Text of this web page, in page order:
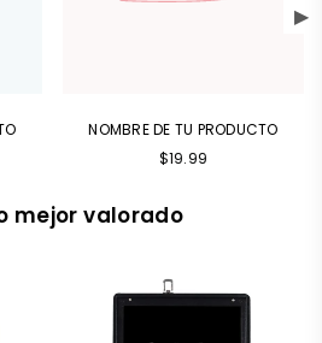
NOMBRE DE TU PRODUCTO
Precio
$19.99
mejor valorado